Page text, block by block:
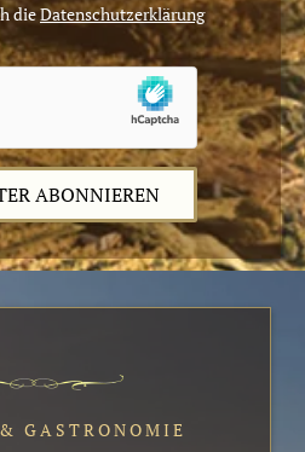
dieDatenschutzerklärung
ABONNIEREN
GASTRONOMIE